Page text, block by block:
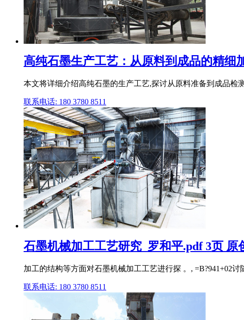
高纯石墨生产工艺：从原料到成品的精细
本文将详细介绍高纯石墨的生产工艺,探讨从原料准备到成品检
联系电话: 180 3780 8511
石墨机械加工工艺研究_罗和平.pdf 3页 原
加工的结构等方面对石墨机械加工工艺进行探 。, =B?941+02
联系电话: 180 3780 8511